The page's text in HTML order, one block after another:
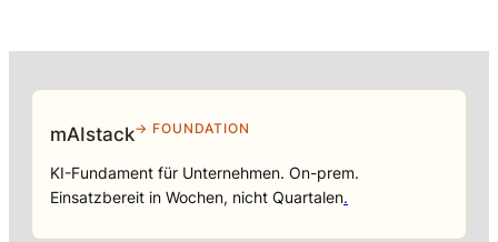
mAIstack→ FOUNDATION
KI-Fundament für Unternehmen. On-prem.
Einsatzbereit in Wochen, nicht Quartalen.